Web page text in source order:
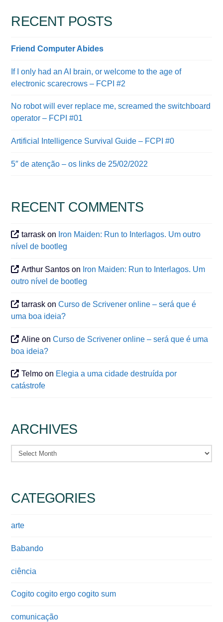
RECENT POSTS
Friend Computer Abides
If I only had an AI brain, or welcome to the age of
electronic scarecrows – FCPI #2
No robot will ever replace me, screamed the switchboard
operator – FCPI #01
Artificial Intelligence Survival Guide – FCPI #0
5″ de atenção – os links de 25/02/2022
RECENT COMMENTS
tarrask on Iron Maiden: Run to Interlagos. Um outro
nível de bootleg
Arthur Santos on Iron Maiden: Run to Interlagos. Um
outro nível de bootleg
tarrask onCurso de Scrivener online – será que é
uma boa ideia?
Aline onCurso de Scrivener online – será que é uma
boa ideia?
Telmo on Elegia a uma cidade destruída por
catástrofe
ARCHIVES
Archives
CATEGORIES
arte
Babando
ciência
Cogito cogito ergo cogito sum
comunicação